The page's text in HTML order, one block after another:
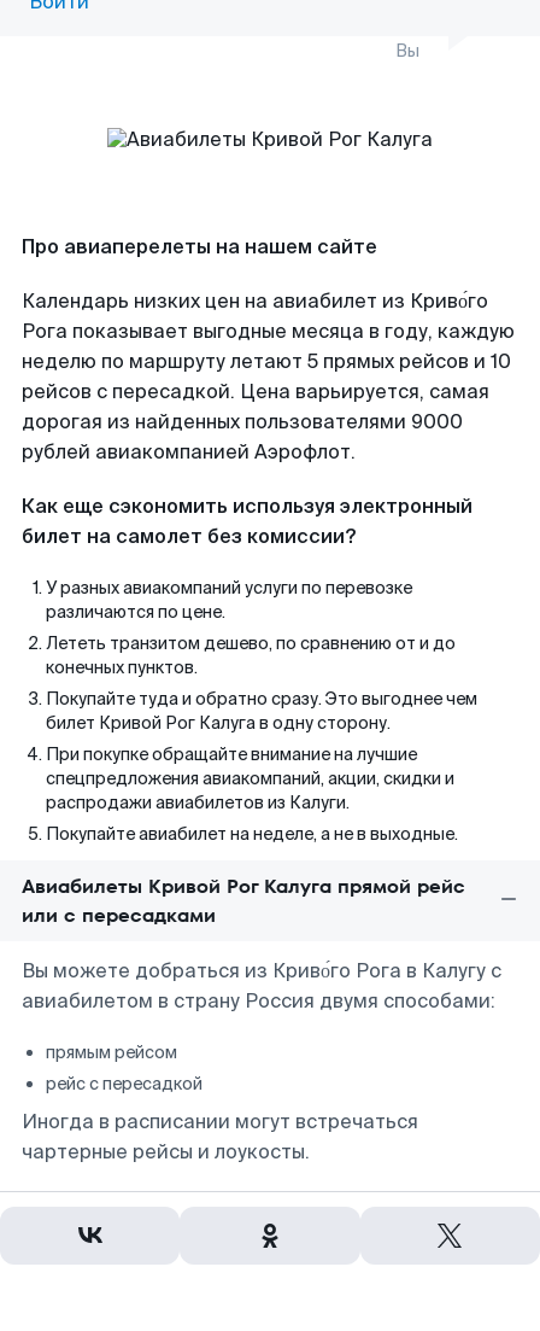
Вы
Про авиаперелеты на нашем сайте
Календарь низких цен на авиабилет из Криво́го
Рога показывает выгодные месяца в году, каждую
неделю по маршруту летают 5 прямых рейсов и 10
рейсов с пересадкой. Цена варьируется, самая
дорогая из найденных пользователями 9000
рублей авиакомпанией Аэрофлот.
Как еще сэкономить используя электронный
билет на самолет без комиссии?
У разных авиакомпаний услуги по перевозке
различаются по цене.
Лететь транзитом дешево, по сравнению от и до
конечных пунктов.
Покупайте туда и обратно сразу. Это выгоднее чем
билет Кривой Рог Калуга в одну сторону.
При покупке обращайте внимание на лучшие
спецпредложения авиакомпаний, акции, скидки и
распродажи авиабилетов из Калуги.
Покупайте авиабилет на неделе, а не в выходные.
Авиабилеты Кривой Рог Калуга прямой рейс
или с пересадками
Вы можете добраться из Криво́го Рога в Калугу с
авиабилетом в страну Россия двумя способами:
прямым рейсом
рейс с пересадкой
Иногда в расписании могут встречаться
чартерные рейсы и лоукосты.